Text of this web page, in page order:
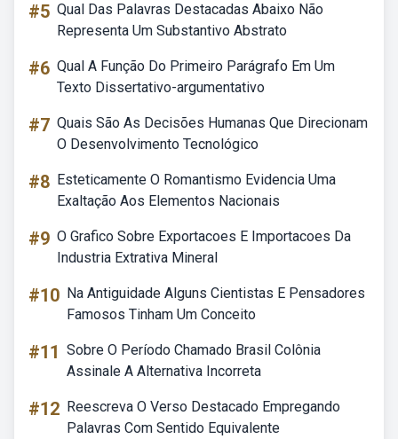
#5 Qual Das Palavras Destacadas Abaixo Não
Representa Um Substantivo Abstrato
#6 Qual A Função Do Primeiro Parágrafo Em Um
Texto Dissertativo-argumentativo
#7 Quais São As Decisões Humanas Que Direcionam
O Desenvolvimento Tecnológico
#8 Esteticamente O Romantismo Evidencia Uma
Exaltação Aos Elementos Nacionais
#9 O Grafico Sobre Exportacoes E Importacoes Da
Industria Extrativa Mineral
#10 Na Antiguidade Alguns Cientistas E Pensadores
Famosos Tinham Um Conceito
#11 Sobre O Período Chamado Brasil Colônia
Assinale A Alternativa Incorreta
#12 Reescreva O Verso Destacado Empregando
Palavras Com Sentido Equivalente